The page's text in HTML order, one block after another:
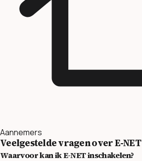
Aannemers
Veelgestelde vragen over E-NET
Waarvoor kan ik E-NET inschakelen?